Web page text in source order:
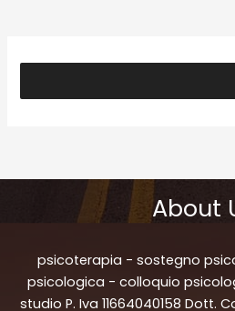
About
psicoterapia - sostegno
psicologica - colloquio
studio P. Iva 11664040158 Dott.